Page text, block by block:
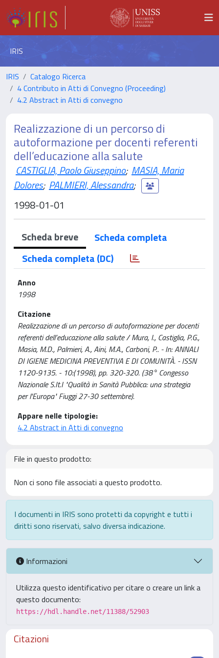
IRIS
IRIS
Catalogo Ricerca
4 Contributo in Atti di Convegno (Proceeding)
4.2 Abstract in Atti di convegno
Realizzazione di un percorso di
autoformazione per docenti referenti
dell’educazione alla salute
CASTIGLIA, Paolo Giuseppino; MASIA, Maria
Dolores; PALMIERI, Alessandra;
1998-01-01
Scheda breve
Scheda completa
Scheda completa (DC)
Anno
1998
Citazione
Realizzazione di un percorso di autoformazione per docenti
referenti dell’educazione alla salute / Mura, I., Castiglia, P.G.,
Masia, M.D., Palmieri, A., Aini, M.A., Carboni, P.. - In: ANNALI
DI IGIENE MEDICINA PREVENTIVA E DI COMUNITÀ. - ISSN
1120-9135. - 10:(1998), pp. 320-320. (38° Congesso
Nazionale S.It.I "Qualità in Sanità Pubblica: una strategia
per l'Europa" Fiuggi 27-30 settembre).
Appare nelle tipologie:
4.2 Abstract in Atti di convegno
File in questo prodotto:
Non ci sono file associati a questo prodotto.
I documenti in IRIS sono protetti da copyright e tutti i
diritti sono riservati, salvo diversa indicazione.
Informazioni
Utilizza questo identificativo per citare o creare un link a
questo documento:
https://hdl.handle.net/11388/52903
Citazioni